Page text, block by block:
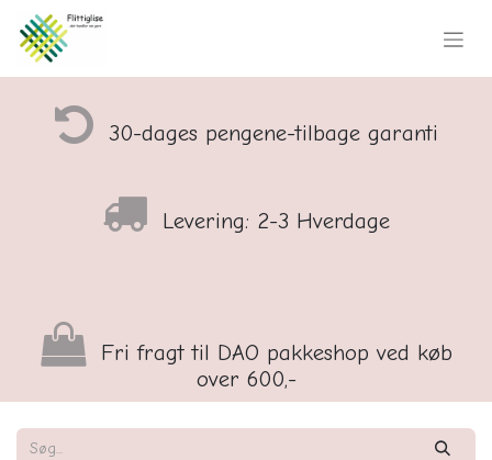
30-dages pengene-tilbage garanti
Levering: 2-3 Hverdage
Fri fragt til DAO pakkeshop ved køb
over 600,-